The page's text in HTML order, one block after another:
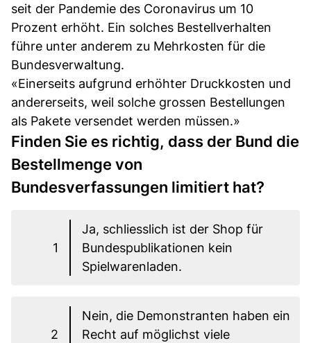
seit der Pandemie des Coronavirus um 10
Prozent erhöht. Ein solches Bestellverhalten
führe unter anderem zu Mehrkosten für die
Bundesverwaltung.
«Einerseits aufgrund erhöhter Druckkosten und
andererseits, weil solche grossen Bestellungen
als Pakete versendet werden müssen.»
Finden Sie es richtig, dass der Bund die
Bestellmenge von
Bundesverfassungen limitiert hat?
1
Ja, schliesslich ist der Shop für
Bundespublikationen kein
Spielwarenladen.
2
Nein, die Demonstranten haben ein
Recht auf möglichst viele